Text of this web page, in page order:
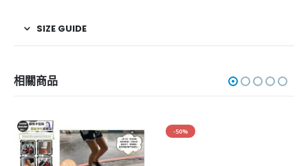
SIZE GUIDE
相關商品
-50%